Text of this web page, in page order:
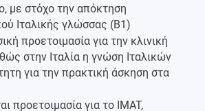
με στόχο την απόκτηση
Ιταλικής γλώσσας (B1)
προετοιμασία για την κλινική
στην Ιταλία η γνώση Ιταλικών
για την πρακτική άσκηση στα
προετοιμασία για το IMAT,